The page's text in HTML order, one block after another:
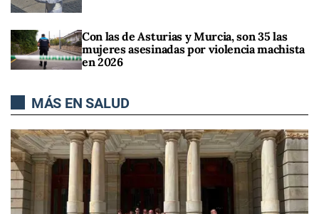
Con las de Asturias y Murcia, son 35 las
mujeres asesinadas por violencia machista
en 2026
MÁS EN SALUD